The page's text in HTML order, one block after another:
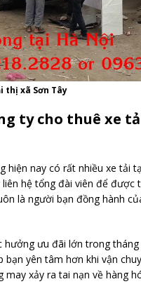
thị xã Sơn Tây
ty cho thuê xe
hiện nay có rất nhiều xe tải
hệ tổng đài viên để được
là người bạn đồng hành
ưu đãi lớn trong
yên tâm hơn khi vận
xảy ra tai nạn về hàng